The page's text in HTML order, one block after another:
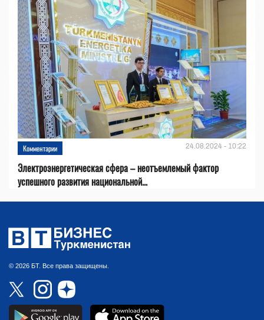
Комментарии 24.08.2024 - 10:22
Электроэнергетическая сфера – неотъемлемый фактор
успешного развития национальной...
© 2026 БТ. Все права защищены.